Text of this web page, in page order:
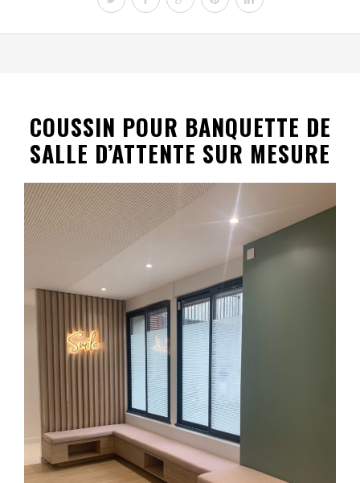
COUSSIN POUR BANQUETTE DE
SALLE D’ATTENTE SUR MESURE